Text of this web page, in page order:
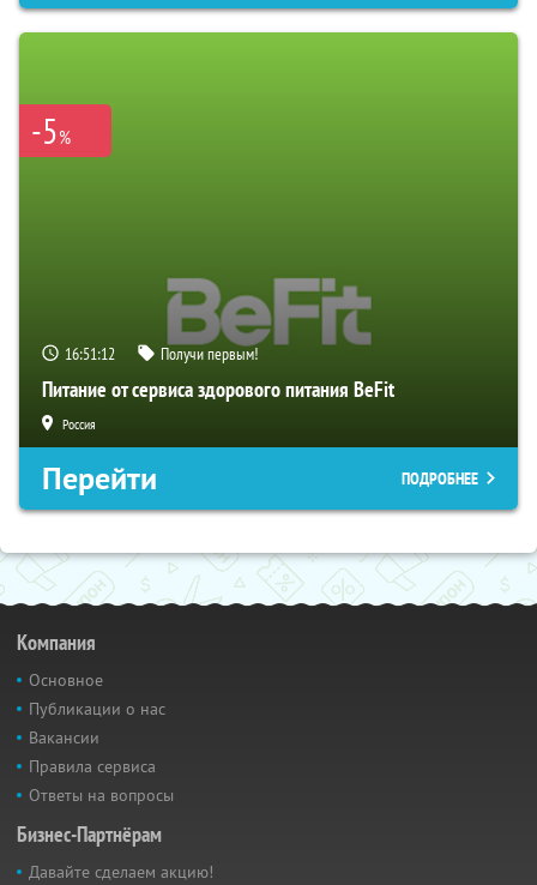
-5%
16:51:11 Получи первым!
Питание от сервиса здорового питания BeFit
Россия
Перейти ПОДРОБНЕЕ
Компания
Основное
Публикации о нас
Вакансии
Правила сервиса
Ответы на вопросы
Бизнес-Партнёрам
Давайте сделаем акцию!